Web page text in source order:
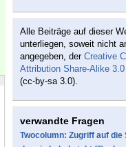
Alle Beiträge auf dieser
unterliegen, soweit nicht
angegeben, der Creative
Attribution Share-Alike 3.0
(cc-by-sa 3.0).
verwandte Fragen
Twocolumn: Zugriff auf die